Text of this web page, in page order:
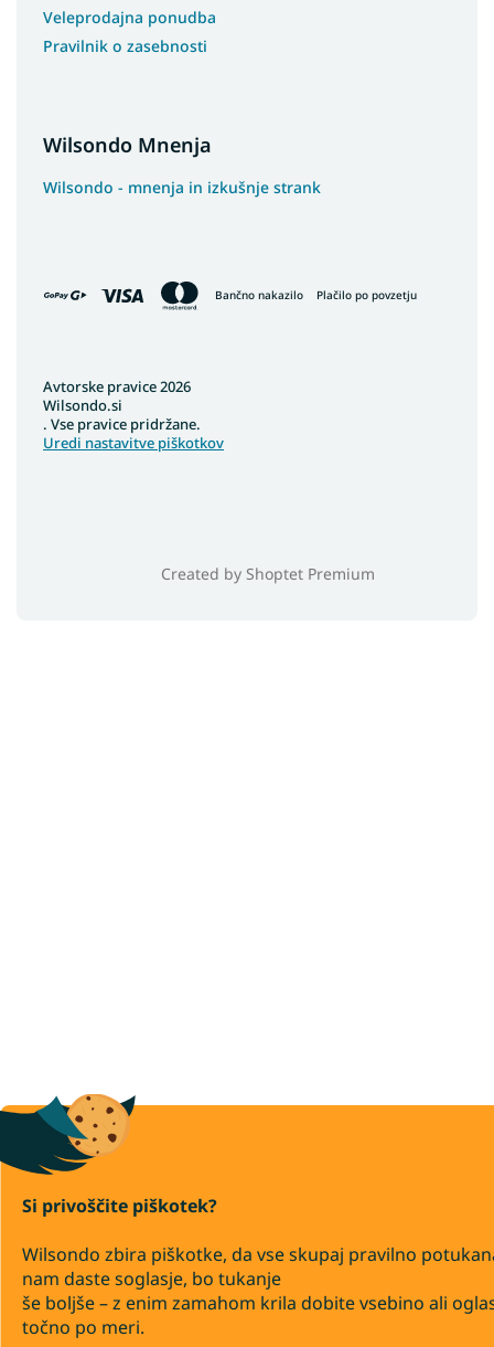
Si privoščite piškotek?
Wilsondo zbira piškotke, da vse skupaj pravilno
nam daste soglasje, bo tukanje
še boljše – z enim zamahom krila dobite vsebino ali
točno po meri.
Veleprodajna ponudba
Pravilnik o zasebnosti
Wilsondo Mnenja
Wilsondo - mnenja in izkušnje strank
Bančno nakazilo Plačilo po povzetju
Created by Shoptet Premium
Avtorske pravice 2026
Wilsondo.si
. Vse pravice pridržane.
Uredi nastavitve piškotkov